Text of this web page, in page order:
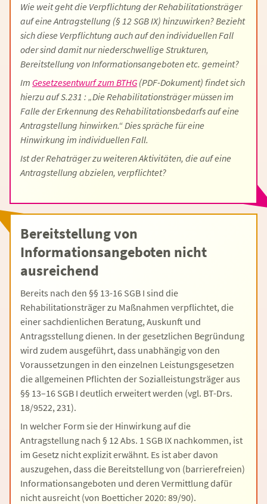
Wie weit geht die Verpflichtung der Rehabilitationsträger
auf eine Antragstellung (§ 12 SGB IX) hinzuwirken? Bezieht
sich diese Verpflichtung auch auf den individuellen Fall
oder sind damit nur niederschwellige Strukturen,
Bereitstellung von Informationsangeboten etc. gemeint?
Im Gesetzesentwurf zum BTHG (PDF-Dokument) findet sich
hierzu auf S.231 : „Die Rehabilitationsträger müssen im
Falle der Erkennung des Rehabilitationsbedarfs auf eine
Antragstellung hinwirken.“ Dies spräche für eine
Hinwirkung im individuellen Fall.
Ist der Rehaträger zu weiteren Aktivitäten, die auf eine
Antragstellung abzielen, verpflichtet?
Bereitstellung von
Informationsangeboten nicht
ausreichend
Bereits nach den §§ 13-16 SGB I sind die
Rehabilitationsträger zu Maßnahmen verpflichtet, die
einer sachdienlichen Beratung, Auskunft und
Antragsstellung dienen. In der gesetzlichen Begründung
wird zudem ausgeführt, dass unabhängig von den
Voraussetzungen in den einzelnen Leistungsgesetzen
die allgemeinen Pflichten der Sozialleistungsträger aus
§§ 13–16 SGB I deutlich erweitert werden (vgl. BT-Drs.
18/9522, 231).
In welcher Form sie der Hinwirkung auf die
Antragstellung nach § 12 Abs. 1 SGB IX nachkommen, ist
im Gesetz nicht explizit erwähnt. Es ist aber davon
auszugehen, dass die Bereitstellung von (barrierefreien)
Informationsangeboten und deren Vermittlung dafür
nicht ausreicht (von Boetticher 2020: 89/90).